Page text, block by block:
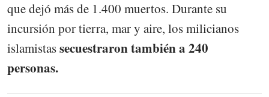
que dejó más de 1.400 muertos. Durante su
incursión por tierra, mar y aire, los milicianos
islamistassecuestraron también a 240
personas.